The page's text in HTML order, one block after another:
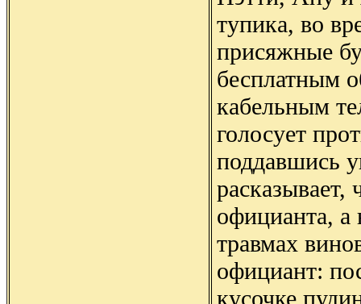
тупика, во
присяжные
бесплатным
кабельным
голосует
поддавшись
расказывает,
официанта, а
травмах
официант:
кусочке